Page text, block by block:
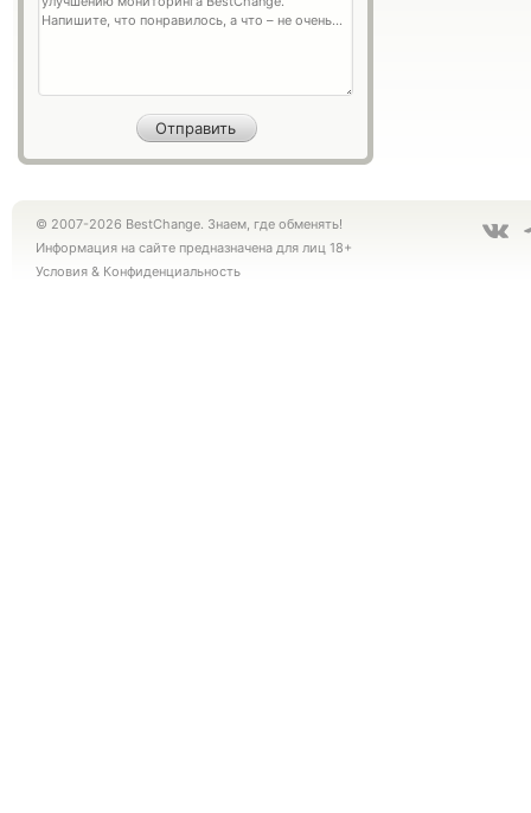
© 2007-2026 BestChange. Знаем, где обменять!
Информация на сайте предназначена для лиц 18+
Условия & Конфиденциальность